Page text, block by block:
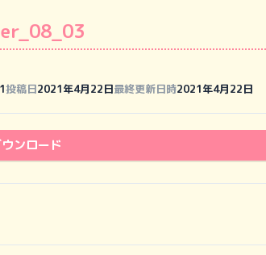
1投稿日2021年4月22日最終更新日時2021年4月22日
ンロード